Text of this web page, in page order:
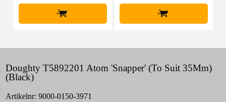
+ +
Doughty T5892201 Atom 'Snapper' (To Suit 35Mm)
(Black)
Artikelnr: 9000-0150-3971